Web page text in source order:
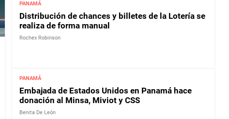
PANAMÁ
Distribución de chances y billetes de la Lotería se
realiza de forma manual
Rochex Robinson
PANAMÁ
Embajada de Estados Unidos en Panamá hace
donación al Minsa, Miviot y CSS
Benita De León